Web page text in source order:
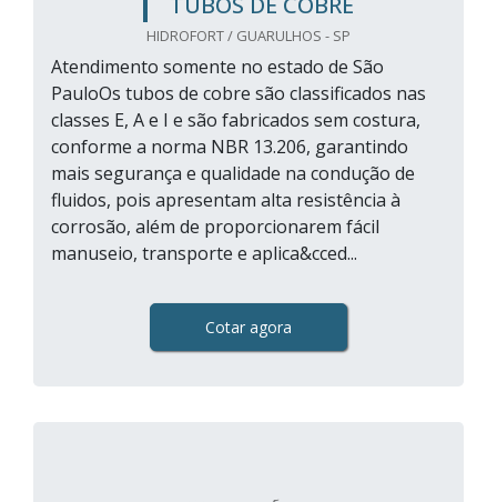
HIDROFORT / GUARULHOS - SP
Atendimento somente no estado de São
PauloOs tubos de cobre são classificados nas
classes E, A e I e são fabricados sem costura,
conforme a norma NBR 13.206, garantindo
mais segurança e qualidade na condução de
fluidos, pois apresentam alta resistência à
corrosão, além de proporcionarem fácil
manuseio, transporte e aplica&cced...
Cotar agora